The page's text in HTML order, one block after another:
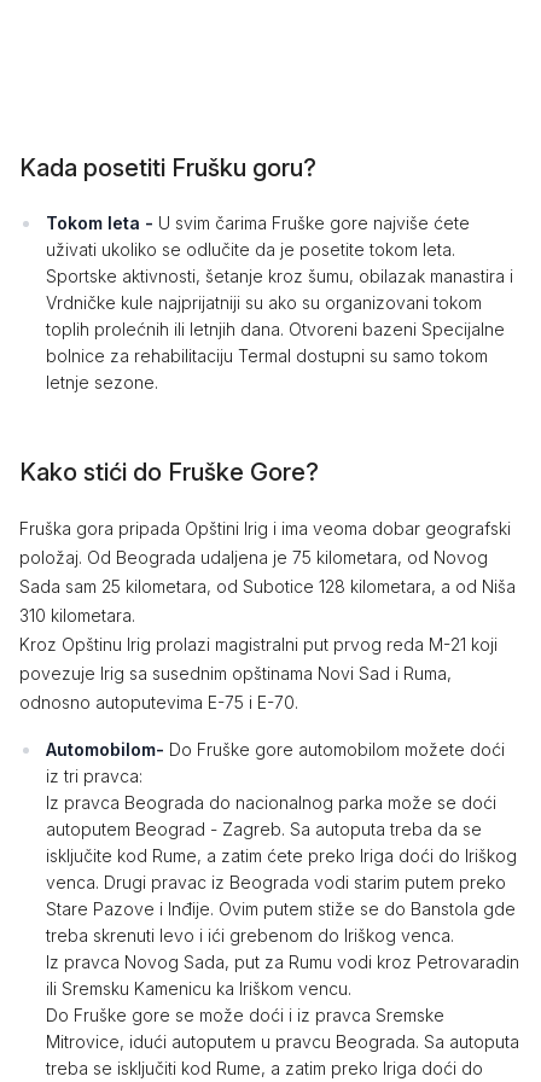
Kada posetiti Frušku goru?
Tokom leta - U svim čarima Fruške gore najviše ćete
uživati ukoliko se odlučite da je posetite tokom leta.
Sportske aktivnosti, šetanje kroz šumu, obilazak manastira i
Vrdničke kule najprijatniji su ako su organizovani tokom
toplih prolećnih ili letnjih dana. Otvoreni bazeni Specijalne
bolnice za rehabilitaciju Termal dostupni su samo tokom
letnje sezone.
Kako stići do Fruške Gore?
Fruška gora pripada Opštini Irig i ima veoma dobar geografski
položaj. Od Beograda udaljena je 75 kilometara, od Novog
Sada sam 25 kilometara, od Subotice 128 kilometara, a od Niša
310 kilometara.
Kroz Opštinu Irig prolazi magistralni put prvog reda M-21 koji
povezuje Irig sa susednim opštinama Novi Sad i Ruma,
odnosno autoputevima E-75 i E-70.
Automobilom- Do Fruške gore automobilom možete doći
iz tri pravca:
Iz pravca Beograda do nacionalnog parka može se doći
autoputem Beograd - Zagreb. Sa autoputa treba da se
isključite kod Rume, a zatim ćete preko Iriga doći do Iriškog
venca. Drugi pravac iz Beograda vodi starim putem preko
Stare Pazove i Inđije. Ovim putem stiže se do Banstola gde
treba skrenuti levo i ići grebenom do Iriškog venca.
Iz pravca Novog Sada, put za Rumu vodi kroz Petrovaradin
ili Sremsku Kamenicu ka Iriškom vencu.
Do Fruške gore se može doći i iz pravca Sremske
Mitrovice, idući autoputem u pravcu Beograda. Sa autoputa
treba se isključiti kod Rume, a zatim preko Iriga doći do